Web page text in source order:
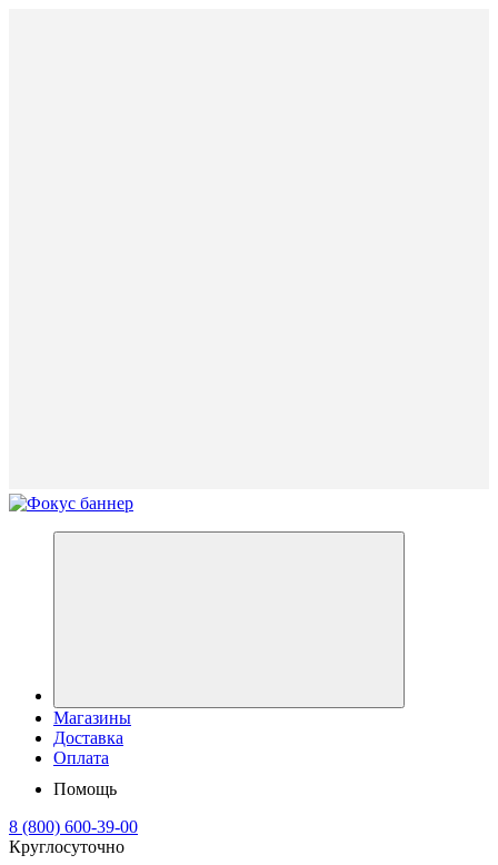
Магазины
Доставка
Оплата
Помощь
8 (800) 600-39-00
Круглосуточно